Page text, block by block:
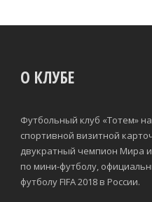
О КЛУБЕ
Футбольный клуб «Тотем»
спортивной визитной
двукратный чемпион Мира
по мини-футболу,
футболу FIFA 2018 в России.